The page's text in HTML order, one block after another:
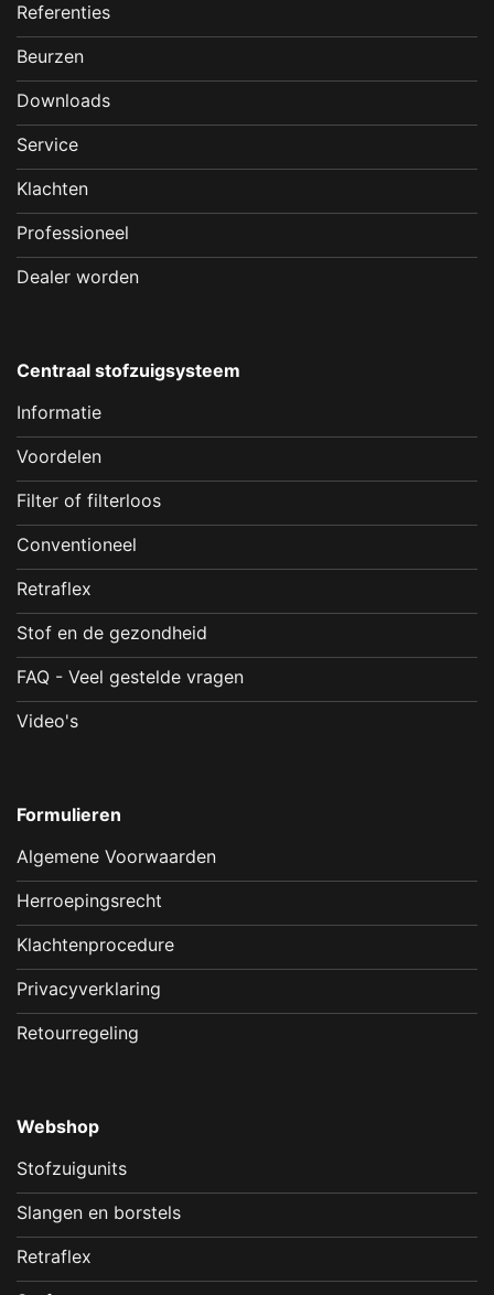
Referenties
Beurzen
Downloads
Service
Klachten
Professioneel
Dealer worden
Centraal stofzuigsysteem
Informatie
Voordelen
Filter of filterloos
Conventioneel
Retraflex
Stof en de gezondheid
FAQ - Veel gestelde vragen
Video's
Formulieren
Algemene Voorwaarden
Herroepingsrecht
Klachtenprocedure
Privacyverklaring
Retourregeling
Webshop
Stofzuigunits
Slangen en borstels
Retraflex